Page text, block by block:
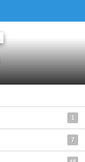
1
7